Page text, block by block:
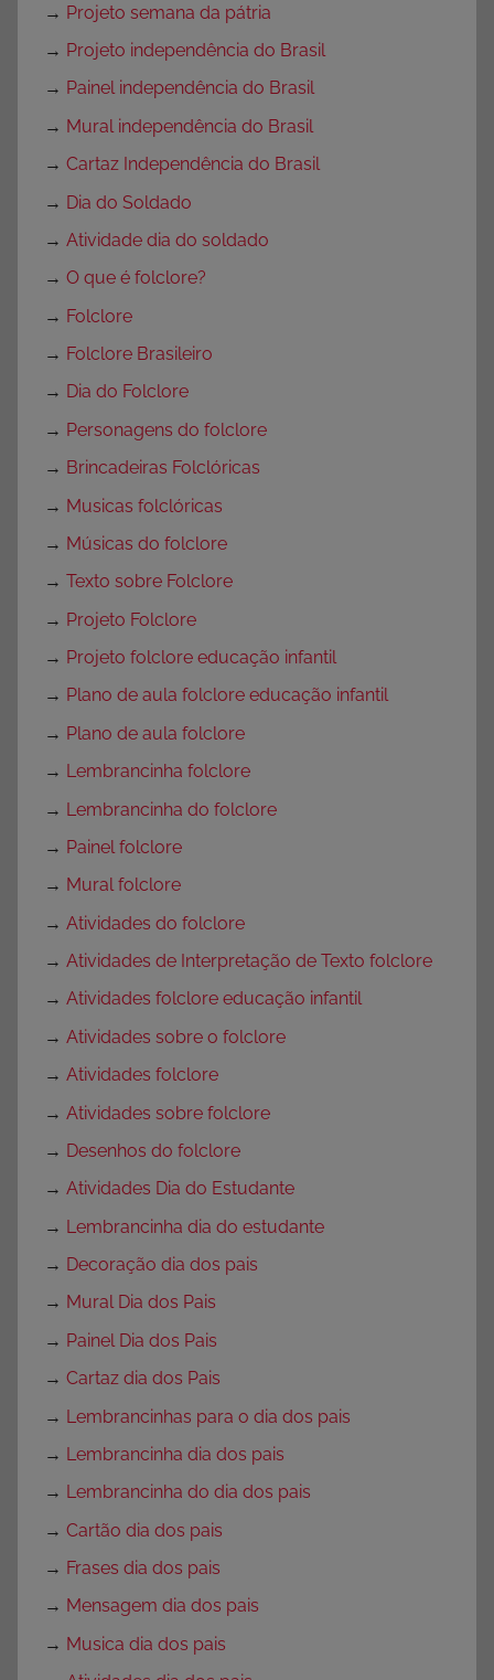
→ Projeto semana da pátria
→ Projeto independência do Brasil
→ Painel independência do Brasil
→ Mural independência do Brasil
→ Cartaz Independência do Brasil
→ Dia do Soldado
→ Atividade dia do soldado
→ O que é folclore?
→ Folclore
→ Folclore Brasileiro
→ Dia do Folclore
→ Personagens do folclore
→ Brincadeiras Folclóricas
→ Musicas folclóricas
→ Músicas do folclore
→ Texto sobre Folclore
→ Projeto Folclore
→ Projeto folclore educação infantil
→ Plano de aula folclore educação infantil
→ Plano de aula folclore
→ Lembrancinha folclore
→ Lembrancinha do folclore
→ Painel folclore
→ Mural folclore
→ Atividades do folclore
→ Atividades de Interpretação de Texto folclore
→ Atividades folclore educação infantil
→ Atividades sobre o folclore
→ Atividades folclore
→ Atividades sobre folclore
→ Desenhos do folclore
→ Atividades Dia do Estudante
→ Lembrancinha dia do estudante
→ Decoração dia dos pais
→ Mural Dia dos Pais
→ Painel Dia dos Pais
→ Cartaz dia dos Pais
→ Lembrancinhas para o dia dos pais
→ Lembrancinha dia dos pais
→ Lembrancinha do dia dos pais
→ Cartão dia dos pais
→ Frases dia dos pais
→ Mensagem dia dos pais
→ Musica dia dos pais